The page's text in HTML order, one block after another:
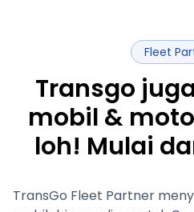
Fleet
Transgo
mobil &
loh! Mulai
TransGo Fleet Partner